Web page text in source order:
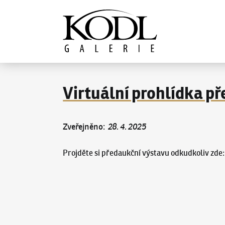
Galerie KODL
Virtuální prohlídka
Zveřejněno:28. 4. 2025
Projděte si předaukční výstavu odkudkoliv